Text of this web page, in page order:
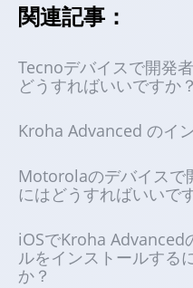
関連記事：
Tecnoデバイスで開発
どうすればいいですか？
Kroha Advanced のイ
Motorolaのデバイスで
にはどうすればいいで
iOSでKroha Advanced
ルをインストールする
か？